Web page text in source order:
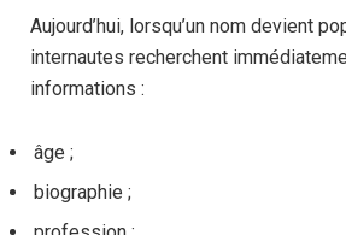
Aujourd’hui, lorsqu’un nom devient
internautes recherchent
informations :
âge ;
biographie ;